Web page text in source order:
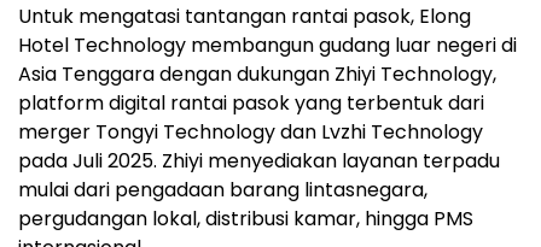
Untuk mengatasi tantangan rantai pasok, Elong
Hotel Technology membangun gudang luar negeri di
Asia Tenggara dengan dukungan Zhiyi Technology,
platform digital rantai pasok yang terbentuk dari
merger Tongyi Technology dan Lvzhi Technology
pada Juli 2025. Zhiyi menyediakan layanan terpadu
mulai dari pengadaan barang lintasnegara,
pergudangan lokal, distribusi kamar, hingga PMS